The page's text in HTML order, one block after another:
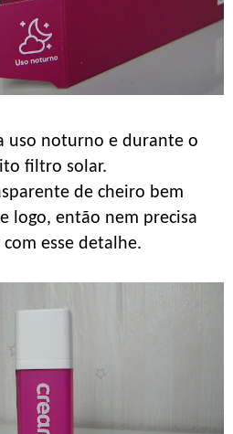
uso noturno e durante o
filtro solar.
de cheiro bem
logo, então nem precisa
com esse detalhe.